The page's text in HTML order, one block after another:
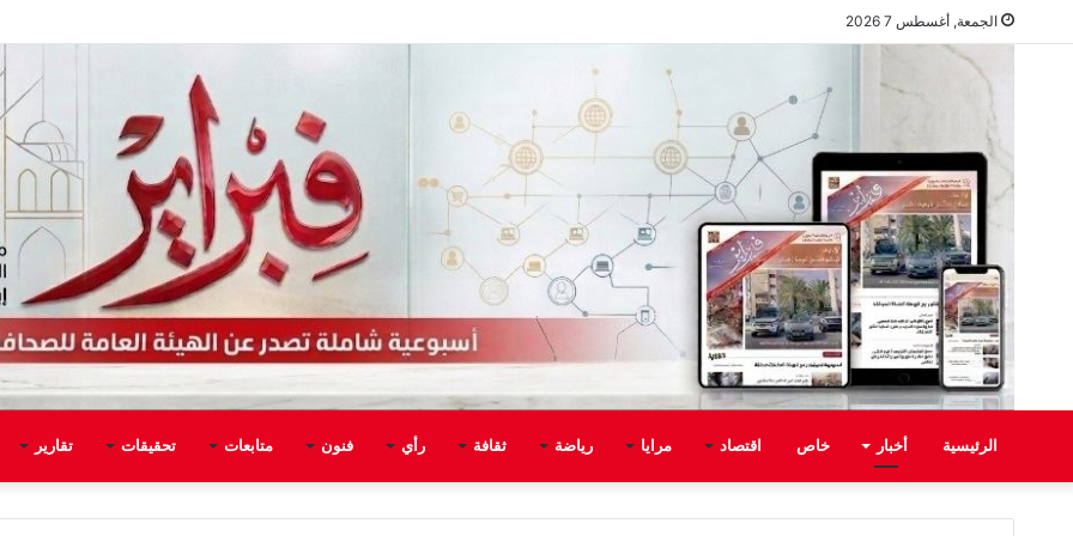
الجمعة, أغسطس 7 2026
الرئيسية أخبار خاص اقتصاد مرايا رياضة ثقافة رأي فنون متابعات تحقيقات تقارير